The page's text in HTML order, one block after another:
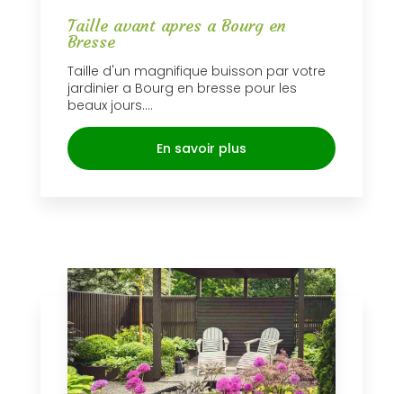
Taille avant apres a Bourg en
Bresse
Taille d'un magnifique buisson par votre
jardinier a Bourg en bresse pour les
beaux jours....
En savoir plus